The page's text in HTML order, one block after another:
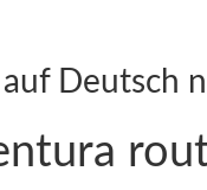
auf Deutsch